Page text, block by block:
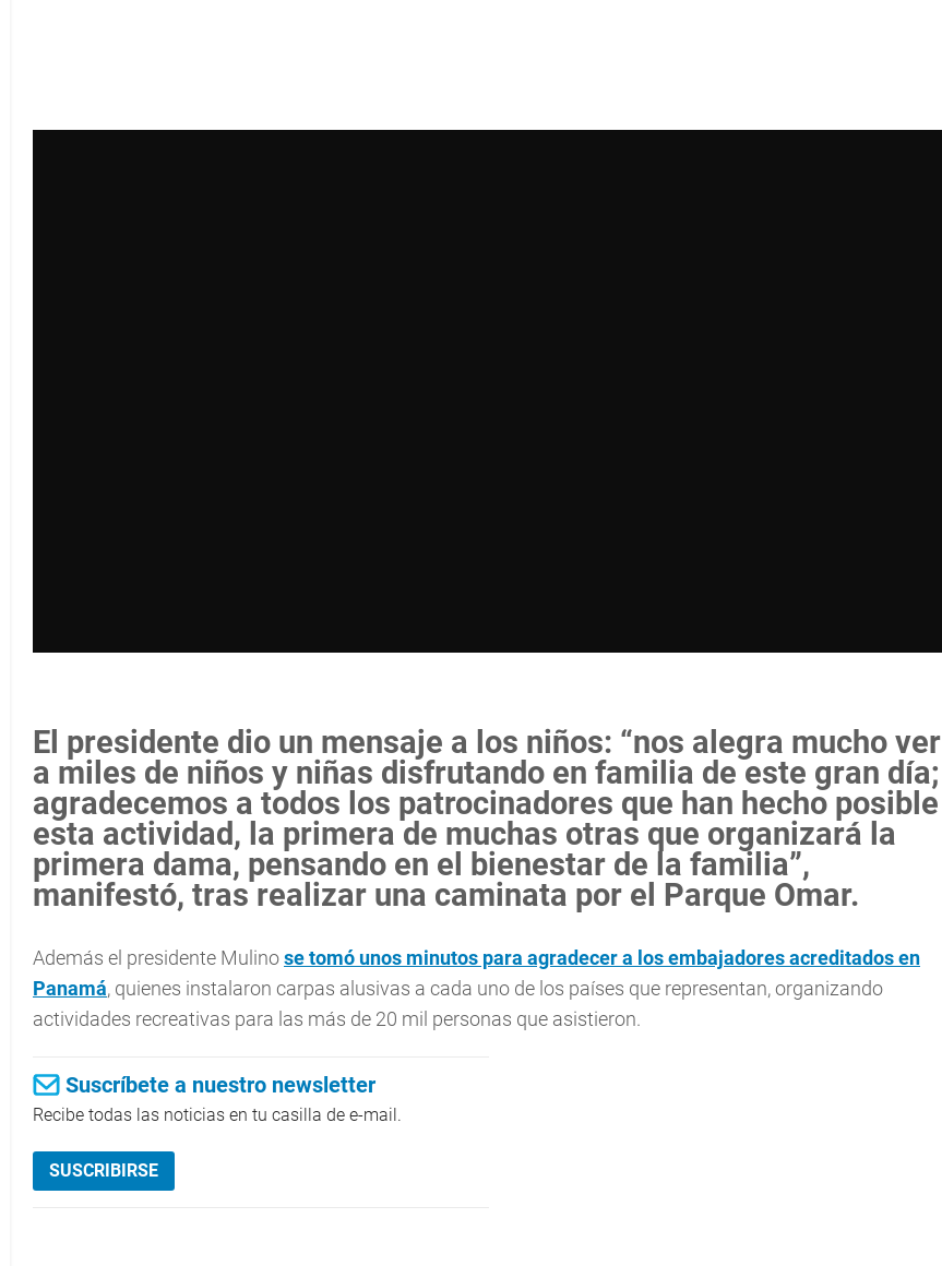
El presidente dio un mensaje a los niños: “nos alegra mucho ver
a miles de niños y niñas disfrutando en familia de este gran día;
agradecemos a todos los patrocinadores que han hecho posible
esta actividad, la primera de muchas otras que organizará la
primera dama, pensando en el bienestar de la familia”,
manifestó, tras realizar una caminata por el Parque Omar.
Además el presidente Mulinose tomó unos minutos para agradecer a los embajadores acreditados en
Panamá, quienes instalaron carpas alusivas a cada uno de los países que representan, organizando
actividades recreativas para las más de 20 mil personas que asistieron.
Suscríbete a nuestro newsletter
Recibe todas las noticias en tu casilla de e-mail.
SUSCRIBIRSE